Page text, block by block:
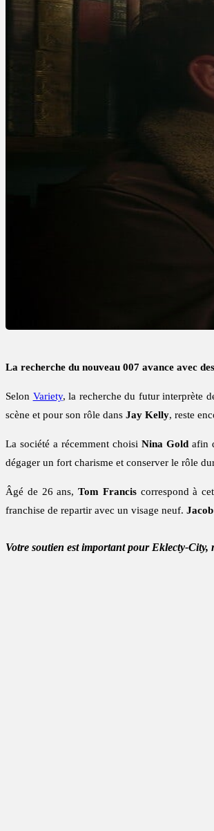
La recherche du nouveau 007 avance avec
Selon Variety, la recherche du futur interprète
scène et pour son rôle dans Jay Kelly, reste
La société a récemment choisiNina Gold afin
dégager un fort charisme et conserver le rôle
Âgé de 26 ans,Tom Franciscorrespond à
franchise de repartir avec un visage neuf.
Votre soutien est important pour Eklecty-City,